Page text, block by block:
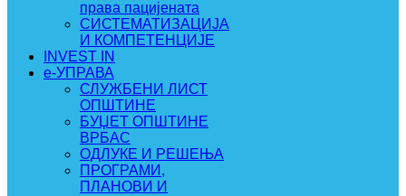
права пацијената
СИСТЕМАТИЗАЦИЈА
И КОМПЕТЕНЦИЈЕ
INVEST IN
e-УПРАВА
СЛУЖБЕНИ ЛИСТ
ОПШТИНЕ
БУЏЕТ ОПШТИНЕ
ВРБАС
ОДЛУКЕ И РЕШЕЊА
ПРОГРАМИ,
ПЛАНОВИ И